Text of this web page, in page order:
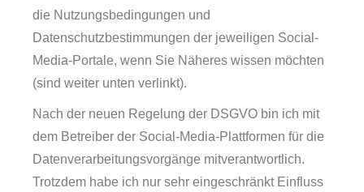
die Nutzungsbedingungen und
Datenschutzbestimmungen der jeweiligen Social-
Media-Portale, wenn Sie Näheres wissen möchten
(sind weiter unten verlinkt).
Nach der neuen Regelung der DSGVO bin ich mit
dem Betreiber der Social-Media-Plattformen für die
Datenverarbeitungsvorgänge mitverantwortlich.
Trotzdem habe ich nur sehr eingeschränkt Einfluss